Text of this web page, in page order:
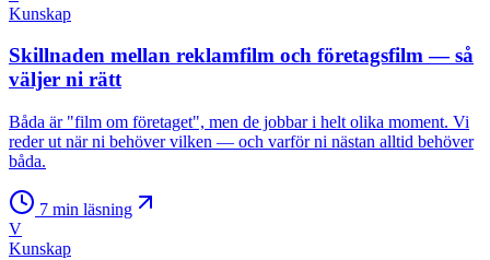
Kunskap
Skillnaden mellan reklamfilm och företagsfilm — så
väljer ni rätt
Båda är "film om företaget", men de jobbar i helt olika moment. Vi
reder ut när ni behöver vilken — och varför ni nästan alltid behöver
båda.
7 min läsning
V
Kunskap